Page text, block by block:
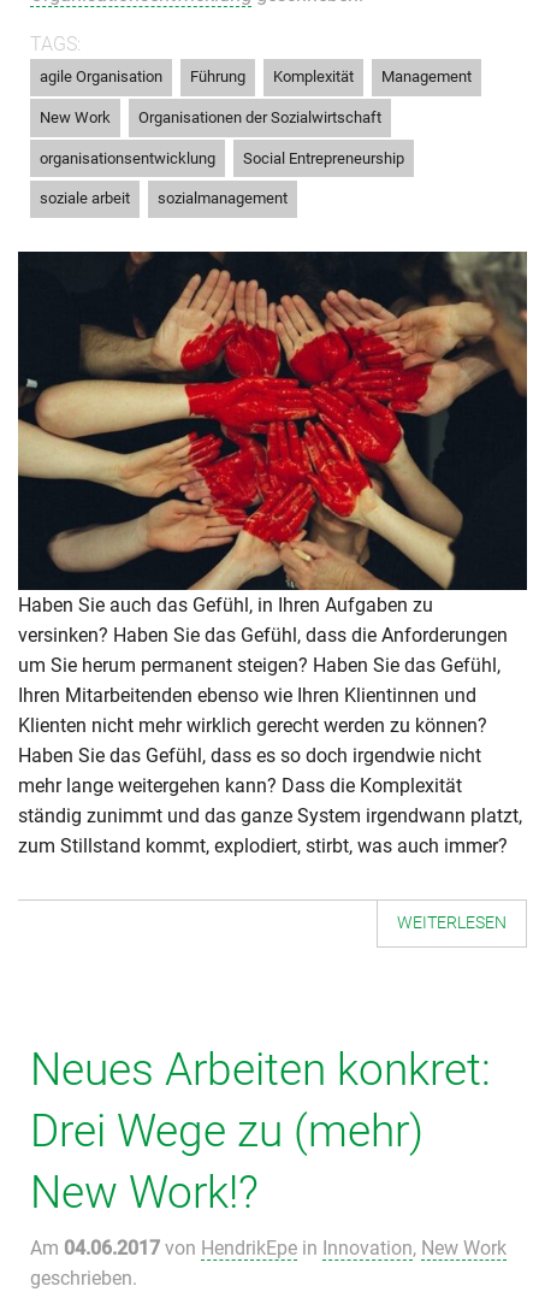
TAGS:
agile Organisation Führung Komplexität Management
New Work Organisationen der Sozialwirtschaft
organisationsentwicklung Social Entrepreneurship
soziale arbeit sozialmanagement
Haben Sie auch das Gefühl, in Ihren Aufgaben zu
versinken? Haben Sie das Gefühl, dass die Anforderungen
um Sie herum permanent steigen? Haben Sie das Gefühl,
Ihren Mitarbeitenden ebenso wie Ihren Klientinnen und
Klienten nicht mehr wirklich gerecht werden zu können?
Haben Sie das Gefühl, dass es so doch irgendwie nicht
mehr lange weitergehen kann? Dass die Komplexität
ständig zunimmt und das ganze System irgendwann platzt,
zum Stillstand kommt, explodiert, stirbt, was auch immer?
WEITERLESEN
Neues Arbeiten konkret:
Drei Wege zu (mehr)
New Work!?
Am 04.06.2017 von HendrikEpe in Innovation, New Work
geschrieben.